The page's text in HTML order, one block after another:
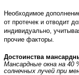
Необходимое
от протечек и отводит
индивидуально,
прочие факторы.
Достоинства
Мансардные окна на 40
солнечных лучей при